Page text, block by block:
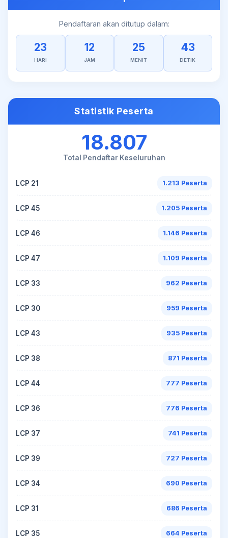
Pendaftaran akan ditutup dalam:
23
HARI
12
JAM
25
MENIT
43
DETIK
Statistik Peserta
18.807
Total Pendaftar Keseluruhan
LCP 21 1.213 Peserta
LCP 45 1.205 Peserta
LCP 46 1.146 Peserta
LCP 47 1.109 Peserta
LCP 33 962 Peserta
LCP 30 959 Peserta
LCP 43 935 Peserta
LCP 38 871 Peserta
LCP 44 777 Peserta
LCP 36 776 Peserta
LCP 37 741 Peserta
LCP 39 727 Peserta
LCP 34 690 Peserta
LCP 31 686 Peserta
LCP 35 664 Peserta